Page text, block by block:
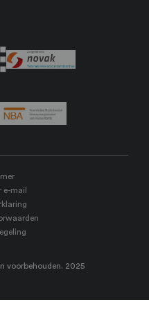
e-mail
voorbehouden. 2025